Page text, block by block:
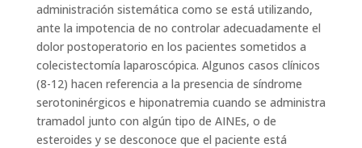
administración sistemática como se está utilizando,
ante la impotencia de no controlar adecuadamente el
dolor postoperatorio en los pacientes sometidos a
colecistectomía laparoscópica. Algunos casos clínicos
(8-12) hacen referencia a la presencia de síndrome
serotoninérgicos e hiponatremia cuando se administra
tramadol junto con algún tipo de AINEs, o de
esteroides y se desconoce que el paciente está